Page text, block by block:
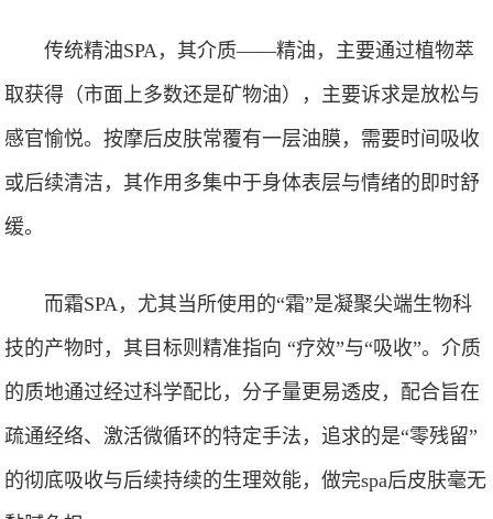
传统精油SPA，其介质——精油，主要通过植物萃
取获得（市面上多数还是矿物油），主要诉求是放松与
感官愉悦。按摩后皮肤常覆有一层油膜，需要时间吸收
或后续清洁，其作用多集中于身体表层与情绪的即时舒
缓。
而霜SPA，尤其当所使用的“霜”是凝聚尖端生物科
技的产物时，其目标则精准指向 “疗效”与“吸收”。介质
的质地通过经过科学配比，分子量更易透皮，配合旨在
疏通经络、激活微循环的特定手法，追求的是“零残留”
的彻底吸收与后续持续的生理效能，做完spa后皮肤毫无